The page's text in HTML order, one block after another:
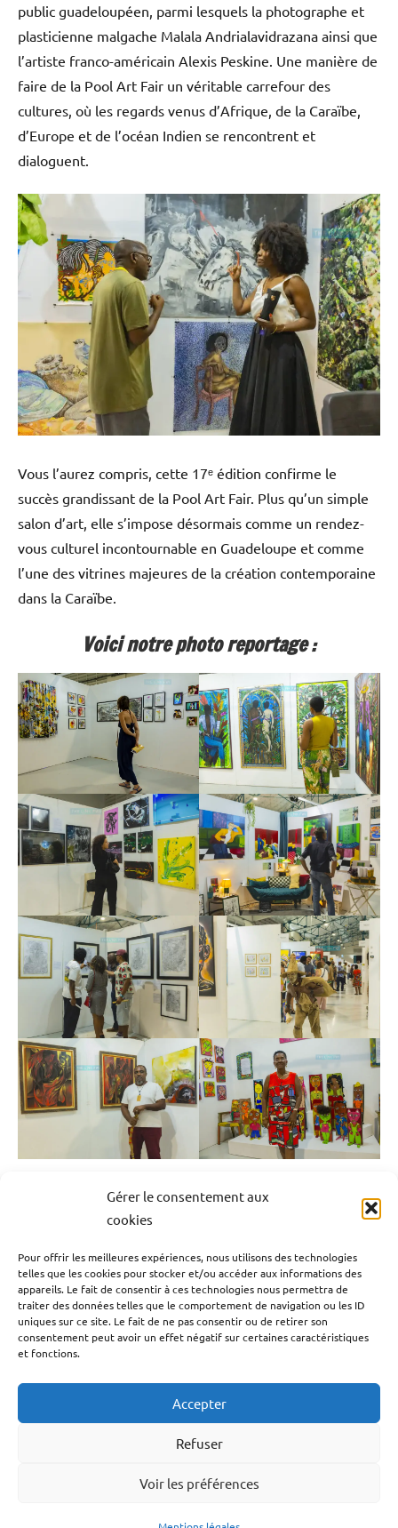
Gérer le consentement aux
cookies
Pour offrir les meilleures expériences, nous utilisons des technologies
telles que les cookies pour stocker et/ou accéder aux informations des
appareils. Le fait de consentir à ces technologies nous permettra de
traiter des données telles que le comportement de navigation ou les ID
uniques sur ce site. Le fait de ne pas consentir ou de retirer son
consentement peut avoir un effet négatif sur certaines caractéristiques
et fonctions.
Accepter
Refuser
Voir les préférences
public guadeloupéen, parmi lesquels la photographe et
plasticienne malgache Malala Andrialavidrazana ainsi que
l’artiste franco-américain Alexis Peskine. Une manière de
faire de la Pool Art Fair un véritable carrefour des
cultures, où les regards venus d’Afrique, de la Caraïbe,
d’Europe et de l’océan Indien se rencontrent et
dialoguent.
Vous l’aurez compris, cette 17ᵉ édition confirme le
succès grandissant de la Pool Art Fair. Plus qu’un simple
salon d’art, elle s’impose désormais comme un rendez-
vous culturel incontournable en Guadeloupe et comme
l’une des vitrines majeures de la création contemporaine
dans la Caraïbe.
Voici notre photo reportage :
antilles-
françaises,
antilles-
guyane,
Art
caribéen,
art
guadeloupe,
Antilles-Guyane Blog Caraïbe Culture
Navigation
de
l’article
Publication précédente
Eau en Guadeloupe : quatre résolutions pour
sauver un réseau à bout de souffle
Cancer du col de l’utérus : les conseils d’une
spécialiste en Guadeloupe
Facebook
YouTube
TikTok
Instagram
LinkedIn
Twitter